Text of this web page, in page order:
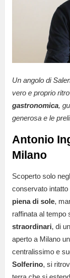
Un angolo di
vero e proprio
gastronomica,
generosa e le
Antonio
Milano
Scoperto solo
conservato intatto
piena di sole,
raffinata al tempo
straordinari, di
aperto a Milano
centralissimo e
Solferino, si